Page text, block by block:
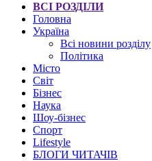
ВСІ РОЗДІЛИ
Головна
Україна
Всі новини розділу
Політика
Місто
Світ
Бізнес
Наука
Шоу-бізнес
Спорт
Lifestyle
БЛОГИ ЧИТАЧІВ